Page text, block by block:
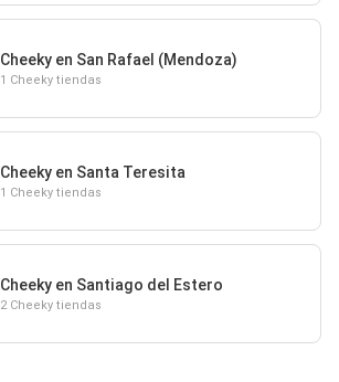
Cheeky en San Rafael (Mendoza)
1 Cheeky tiendas
Cheeky en Santa Teresita
1 Cheeky tiendas
Cheeky en Santiago del Estero
2 Cheeky tiendas